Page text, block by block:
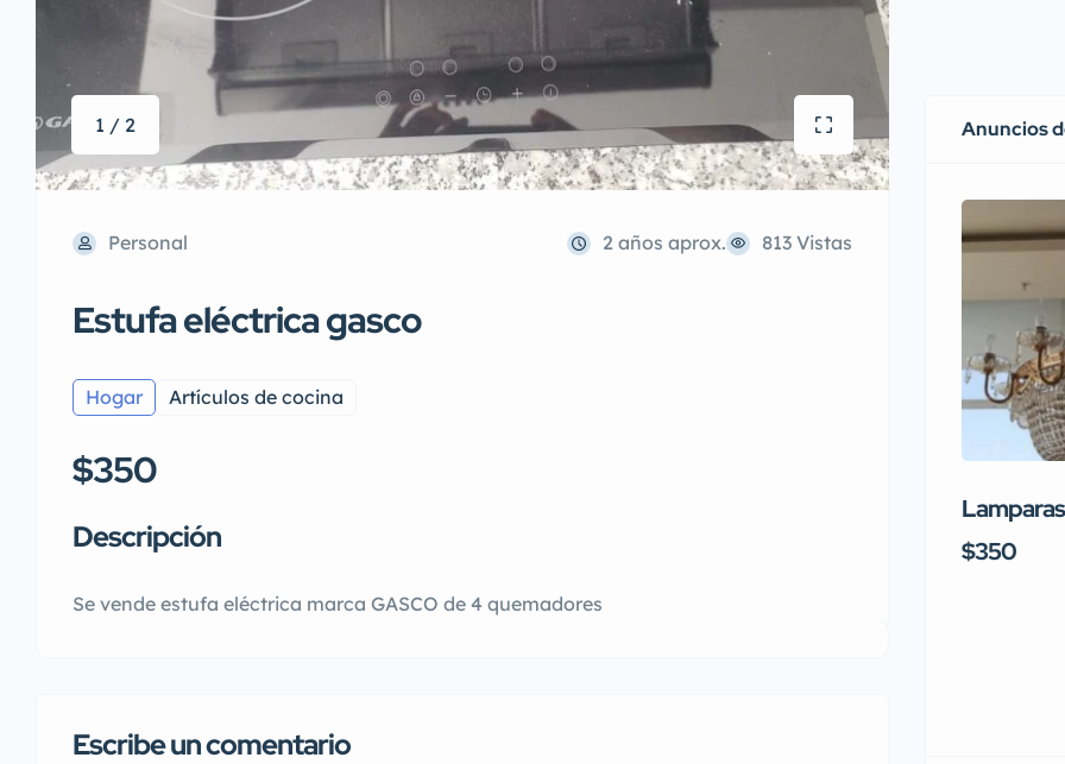
1 / 2
Personal 2 años aprox. 813 Vistas
Estufa eléctrica gasco
Hogar Artículos de cocina
$350
Descripción
Se vende estufa eléctrica marca GASCO de 4 quemadores
Escribe un comentario
Anuncios
$350